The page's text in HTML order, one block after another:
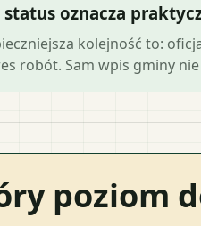
status oznacza
kolejność to:
robót. Sam wpis gminy
poziom